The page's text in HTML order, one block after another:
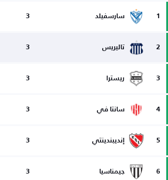
1 سارسفيلد 3
2 تاليريس 3
3 ريسترا 3
4 سانتا في 3
5 إنديبندينتي 3
6 جيمناسيا 3